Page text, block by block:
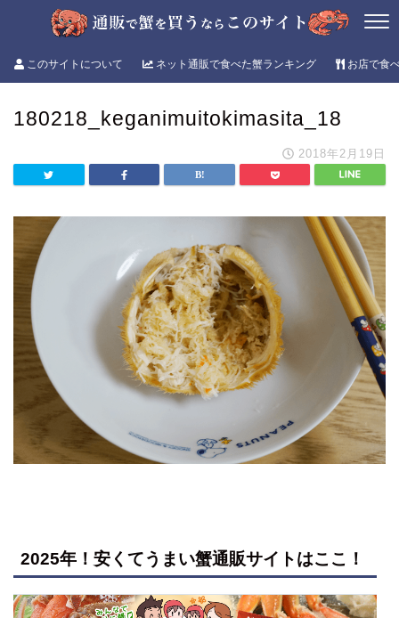
このサイトについて ネット通販で食べた蟹ランキング お店で食
180218_keganimuitokimasita_18
2018年2月19日
2025年！安くてうまい蟹通販サイトはここ！